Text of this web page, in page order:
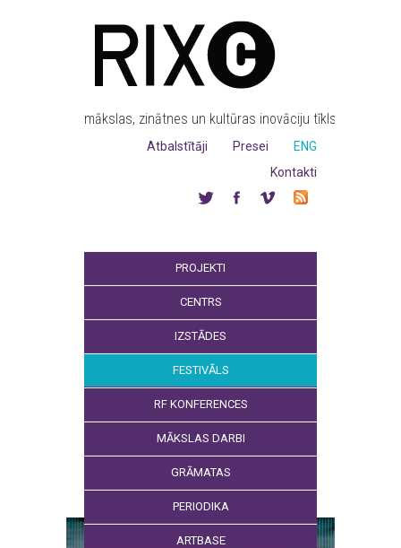
mākslas, zinātnes un kultūras inovāciju tīkls
ENG
Presei
Atbalstītāji
Kontakti
PROJEKTI
CENTRS
IZSTĀDES
FESTIVĀLS
RF KONFERENCES
MĀKSLAS DARBI
GRĀMATAS
PERIODIKA
ARTBASE